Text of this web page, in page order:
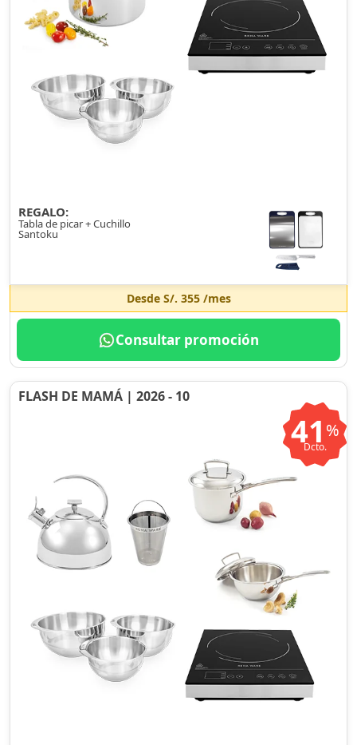
REGALO:
Tabla de picar + Cuchillo
Santoku
Desde S/. 355/mes
Consultar promoción
FLASH DE MAMÁ | 2026 - 10
41 %
Dcto.